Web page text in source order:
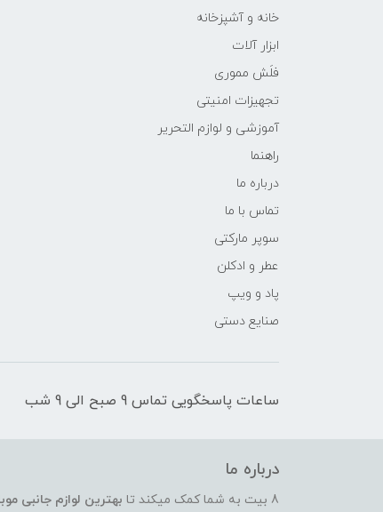
خانه و آشپزخانه
ابزار آلات
فلَش مموری
تجهیزات امنیتی
آموزشی و لوازم التحریر
راهنما
درباره ما
تماس با ما
سوپر مارکتی
عطر و ادکلن
پاد و ویپ
صنایع دستی
ساعات پاسخگویی تماس 9 صبح الی 9 شب
درباره ما
8 بیت به شما کمک میکند تا بهترین لوازم جانبی